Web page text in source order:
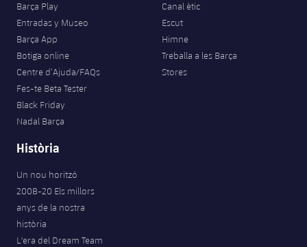
Barça Play
Entradas y Museo
Barça App
Botiga online
Centre d’Ajuda/FAQs
Fes-te Beta Tester
Black Friday
Nadal Barça
Canal ètic
Escut
Himne
Treballa a les Barça
Stores
Història
Un nou horitzó
2008-20 Els millors
anys de la nostra
història
L'era del Dream Team